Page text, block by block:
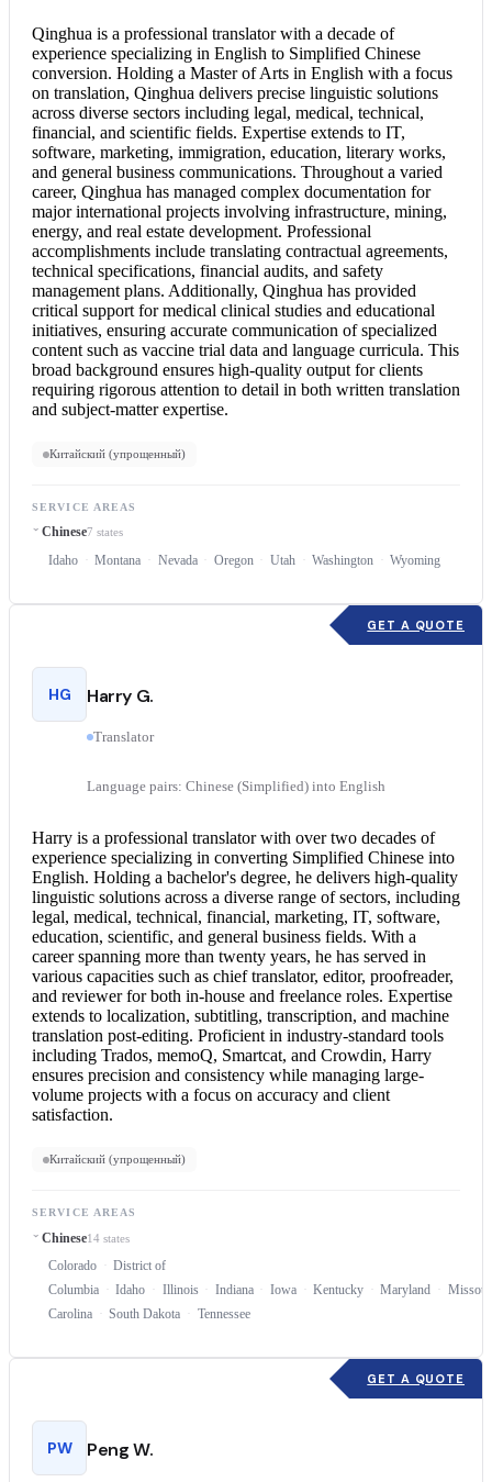
Qinghua is a professional translator with a decade of
experience specializing in English to Simplified Chinese
conversion. Holding a Master of Arts in English with a focus
on translation, Qinghua delivers precise linguistic solutions
across diverse sectors including legal, medical, technical,
financial, and scientific fields. Expertise extends to IT,
software, marketing, immigration, education, literary works,
and general business communications. Throughout a varied
career, Qinghua has managed complex documentation for
major international projects involving infrastructure, mining,
energy, and real estate development. Professional
accomplishments include translating contractual agreements,
technical specifications, financial audits, and safety
management plans. Additionally, Qinghua has provided
critical support for medical clinical studies and educational
initiatives, ensuring accurate communication of specialized
content such as vaccine trial data and language curricula. This
broad background ensures high-quality output for clients
requiring rigorous attention to detail in both written translation
and subject-matter expertise.
Китайский (упрощенный)
SERVICE AREAS
Chinese7 states
Idaho Montana Nevada Oregon Utah Washington Wyoming
GET A QUOTE
HG Harry G.
Translator
Language pairs: Chinese (Simplified) into English
Harry is a professional translator with over two decades of
experience specializing in converting Simplified Chinese into
English. Holding a bachelor's degree, he delivers high-quality
linguistic solutions across a diverse range of sectors, including
legal, medical, technical, financial, marketing, IT, software,
education, scientific, and general business fields. With a
career spanning more than twenty years, he has served in
various capacities such as chief translator, editor, proofreader,
and reviewer for both in-house and freelance roles. Expertise
extends to localization, subtitling, transcription, and machine
translation post-editing. Proficient in industry-standard tools
including Trados, memoQ, Smartcat, and Crowdin, Harry
ensures precision and consistency while managing large-
volume projects with a focus on accuracy and client
satisfaction.
Китайский (упрощенный)
SERVICE AREAS
Chinese14 states
Colorado
District of
Columbia
Idaho Illinois Indiana Iowa Kentucky Maryland
Carolina
South Dakota Tennessee
GET A QUOTE
PW Peng W.